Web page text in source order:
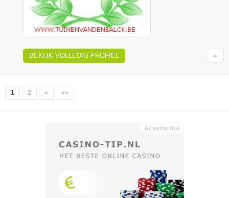
BEKIJK VOLLEDIG PROFIEL
1 2 » »»